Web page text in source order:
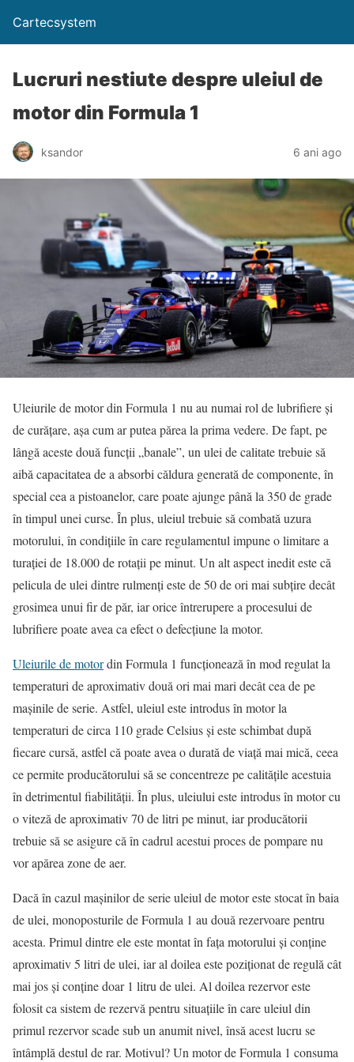
Cartecsystem
Lucruri nestiute despre uleiul de
motor din Formula 1
ksandor 6 ani ago
Uleiurile de motor din Formula 1 nu au numai rol de lubrifiere şi
de curăţare, aşa cum ar putea părea la prima vedere. De fapt, pe
lângă aceste două funcţii „banale”, un ulei de calitate trebuie să
aibă capacitatea de a absorbi căldura generată de componente, în
special cea a pistoanelor, care poate ajunge până la 350 de grade
în timpul unei curse. În plus, uleiul trebuie să combată uzura
motorului, în condiţiile în care regulamentul impune o limitare a
turaţiei de 18.000 de rotaţii pe minut. Un alt aspect inedit este că
pelicula de ulei dintre rulmenţi este de 50 de ori mai subţire decât
grosimea unui fir de păr, iar orice întrerupere a procesului de
lubrifiere poate avea ca efect o defecţiune la motor.
Uleiurile de motordin Formula 1 funcţionează în mod regulat la
temperaturi de aproximativ două ori mai mari decât cea de pe
maşinile de serie. Astfel, uleiul este introdus în motor la
temperaturi de circa 110 grade Celsius şi este schimbat după
fiecare cursă, astfel că poate avea o durată de viaţă mai mică, ceea
ce permite producătorului să se concentreze pe calităţile acestuia
în detrimentul fiabilităţii. În plus, uleiului este introdus în motor cu
o viteză de aproximativ 70 de litri pe minut, iar producătorii
trebuie să se asigure că în cadrul acestui proces de pompare nu
vor apărea zone de aer.
Dacă în cazul maşinilor de serie uleiul de motor este stocat în baia
de ulei, monoposturile de Formula 1 au două rezervoare pentru
acesta. Primul dintre ele este montat în faţa motorului şi conţine
aproximativ 5 litri de ulei, iar al doilea este poziţionat de regulă cât
mai jos şi conţine doar 1 litru de ulei. Al doilea rezervor este
folosit ca sistem de rezervă pentru situaţiile în care uleiul din
primul rezervor scade sub un anumit nivel, însă acest lucru se
întâmplă destul de rar. Motivul? Un motor de Formula 1 consuma